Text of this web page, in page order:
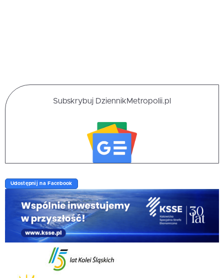
Subskrybuj DziennikMetropolii.pl
Udostępnij na Facebook